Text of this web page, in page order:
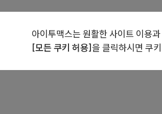
아이투맥스는 원활한 사이트 이용
[모든 쿠키 허용]을 클릭하시면 쿠